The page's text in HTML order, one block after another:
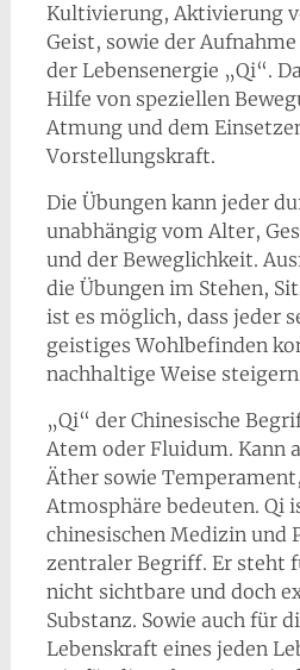
Kultivierung, Aktivierung
Geist, sowie der
der Lebensenergie „Qi“.
Hilfe von speziellen
Atmung und dem
Vorstellungskraft.
Die Übungen kann jeder
unabhängig vom Alter,
und der Beweglichkeit.
die Übungen im Stehen,
ist es möglich, dass jeder
geistiges Wohlbefinden
nachhaltige Weise
„Qi“ der Chinesische
Atem oder Fluidum. Kann
Äther sowie
Atmosphäre bedeuten. Qi
chinesischen Medizin und
zentraler Begriff. Er steht
nicht sichtbare und doch
Substanz. Sowie auch für
Lebenskraft eines jeden